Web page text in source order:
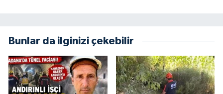
Bunlar da ilginizi çekebilir
HEDEF2020